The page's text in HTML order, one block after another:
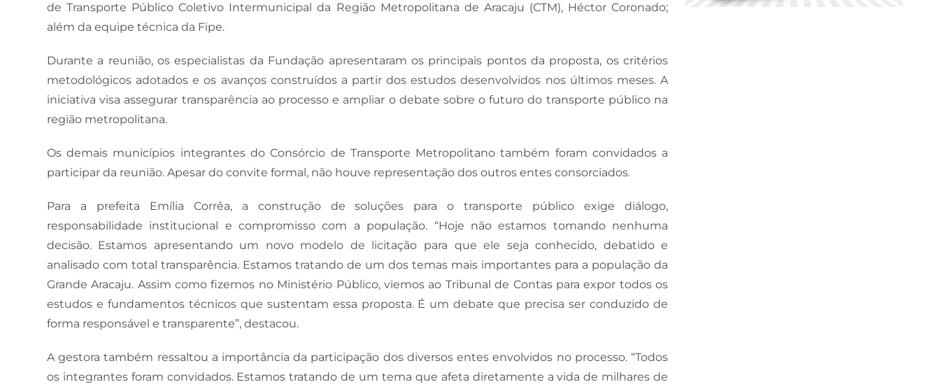
de Transporte Público Coletivo Intermunicipal da Região Metropolitana de Aracaju (CTM), Héctor Coronado;
além da equipe técnica da Fipe.
Durante a reunião, os especialistas da Fundação apresentaram os principais pontos da proposta, os critérios
metodológicos adotados e os avanços construídos a partir dos estudos desenvolvidos nos últimos meses. A
iniciativa visa assegurar transparência ao processo e ampliar o debate sobre o futuro do transporte público na
região metropolitana.
Os demais municípios integrantes do Consórcio de Transporte Metropolitano também foram convidados a
participar da reunião. Apesar do convite formal, não houve representação dos outros entes consorciados.
Para a prefeita Emília Corrêa, a construção de soluções para o transporte público exige diálogo,
responsabilidade institucional e compromisso com a população. “Hoje não estamos tomando nenhuma
decisão. Estamos apresentando um novo modelo de licitação para que ele seja conhecido, debatido e
analisado com total transparência. Estamos tratando de um dos temas mais importantes para a população da
Grande Aracaju. Assim como fizemos no Ministério Público, viemos ao Tribunal de Contas para expor todos os
estudos e fundamentos técnicos que sustentam essa proposta. É um debate que precisa ser conduzido de
forma responsável e transparente”, destacou.
A gestora também ressaltou a importância da participação dos diversos entes envolvidos no processo. “Todos
os integrantes foram convidados. Estamos tratando de um tema que afeta diretamente a vida de milhares de